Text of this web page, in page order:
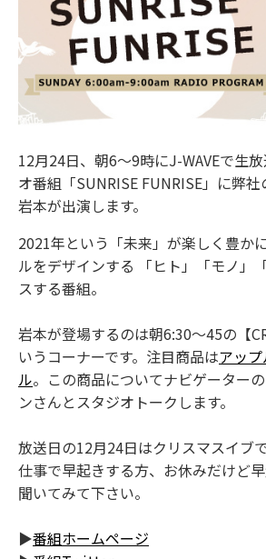
12月24日、朝6～9時にJ-WAVEで生
オ番組「SUNRISE FUNRISE」に弊
岩本が出演します。
2021年という「未来」が楽しく豊か
ルをデザインする 「ヒト」「モノ」
スする番組。
岩本が登場するのは朝6:30～45の【
いうコーナーです。注目商品はアッ
ル。この商品についてナビゲーター
ンさんとスタジオトークします。
放送日の12月24日はクリスマスイブ
仕事で早起きする方、お休みだけど
聞いてみて下さい。
▶番組ホームページ